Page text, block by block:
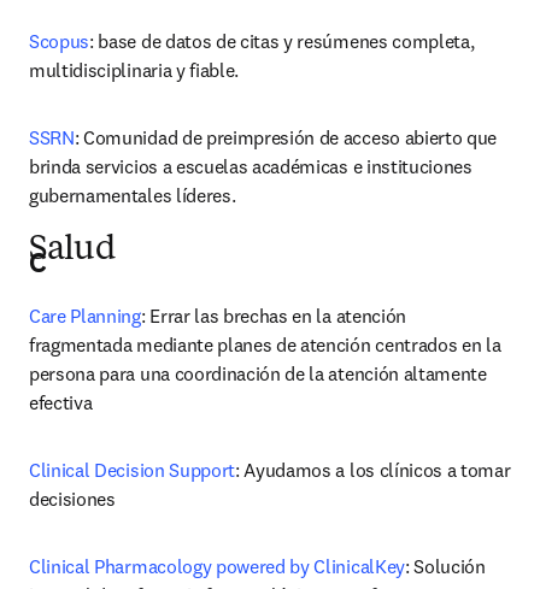
Scopus: base de datos de citas y resúmenes completa,
multidisciplinaria y fiable.
SSRN: Comunidad de preimpresión de acceso abierto que
brinda servicios a escuelas académicas e instituciones
gubernamentales líderes.
Salud
C
Care Planning: Errar las brechas en la atención
fragmentada mediante planes de atención centrados en la
persona para una coordinación de la atención altamente
efectiva
Clinical Decision Support: Ayudamos a los clínicos a tomar
decisiones
Clinical Pharmacology powered by ClinicalKey: Solución